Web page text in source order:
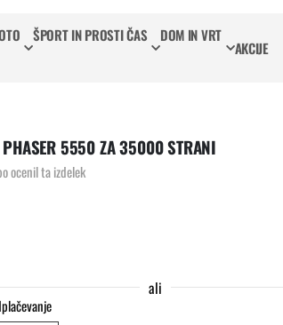
ŠPORT IN PROSTI ČAS DOM IN VRT
AKCIJE
PHASER 5550 ZA 35000 STRANI
ocenil ta izdelek
ali